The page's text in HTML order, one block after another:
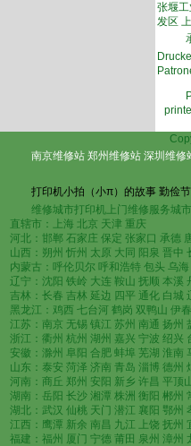
张堰
发区
南京维修站 郑州维修站 深圳维修
打印机小拍（小π）的故事 勤俭
维修城市打印机上门维修服务城市
直辖市：上海 北京 天津 重庆
河北：邯郸 石家庄 保定 张家口 承德
山西：朔州 忻州 太原 大同 阳泉 晋中
内蒙古：呼伦贝尔 呼和浩特 包头 乌
辽宁：沈阳 铁岭 大连 鞍山 抚顺 本溪
吉林：长春 吉林 延边 四平 通化 白城
黑龙江：鸡西 七台河 鹤岗 双鸭山 伊
江苏：南京 无锡 镇江 苏州 南通 扬州
浙江：衢州 杭州 湖州 嘉兴 宁波 绍兴
安徽：滁州 阜阳 合肥 蚌埠 芜湖 淮南
山东：泰安 菏泽 济南 青岛 淄博 德州
河南：商丘 郑州 安阳 新乡 许昌 平顶
湖南：岳阳 长沙 湘潭 株洲 衡阳 郴州
湖北：武汉 仙桃 天门 潜江 襄阳 鄂州
江西：鹰潭 新余 南昌 九江 上饶 抚州
福建：福州 厦门 宁德 莆田 泉州 漳州